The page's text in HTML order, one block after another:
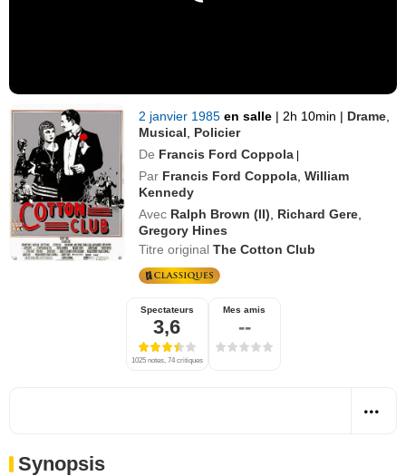
2 janvier 1985en salle | 2h 10min | Drame
Musical
Policier
De Francis Ford Coppola |
Par Francis Ford Coppola ,William
Kennedy
Avec Ralph Brown (II) Richard Gere
Gregory Hines
Titre originalThe Cotton Club
Spectateurs
3,6
1025 notes, 74 critiques
Mes amis
--
Synopsis